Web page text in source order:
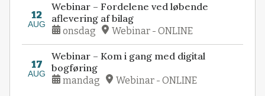
12
AUG
Webinar – Fordelene ved løbende
aflevering af bilag
onsdag Webinar - ONLINE
17
AUG
Webinar – Kom i gang med digital
bogføring
mandag Webinar - ONLINE